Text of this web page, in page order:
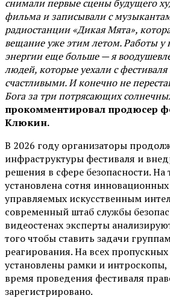
снимали первые сцены будущего
фильма и записывали с
радиостанции «Дикая Мята»,
вещание уже этим летом. Работы у
энергии еще больше — я
людей, которые уехали с
счастливыми. И конечно не
Бога за три потрясающих
прокомментировал продюсер
Клюкин.
В 2026 году организаторы
инфраструктуры фестиваля и
решения в сфере безопасности. На
установлена сотня
управляемых искусственным
современный штаб службы
видеостенах эксперты
того чтобы ставить задачи
реагирования. На всех
установлены рамки и интроскопы,
время проведения фестиваля
зарегистрировано.